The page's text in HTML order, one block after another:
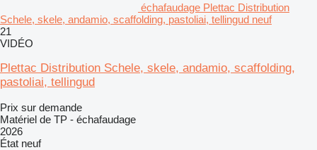
échafaudage Plettac Distribution
Schele, skele, andamio, scaffolding, pastoliai, tellingud neuf
21
VIDÉO
Plettac Distribution Schele, skele, andamio, scaffolding,
pastoliai, tellingud
Prix sur demande
Matériel de TP - échafaudage
2026
État neuf